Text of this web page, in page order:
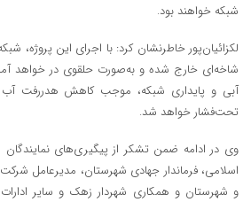
شبکه خواهند بود.
لکزائیان‌پور خاطرنشان کرد: با اجرای این پروژه،
شاخه‌ای خارج شده و به‌صورت حلقوی در خواهد
آبی و پایداری شبکه، موجب کاهش هدررفت
تحت‌فشار خواهد شد.
وی در ادامه ضمن تشکر از پیگیری‌های
اسلامی، فرماندار جهادی شهرستان، مدیرعامل
و شهرستان و همکاری شهردار زهک و سایر